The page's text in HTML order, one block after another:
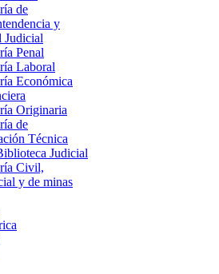
de
y
Judicial
Penal
Laboral
Económica
Originaria
de
Técnica
Judicial
Civil,
y de minas